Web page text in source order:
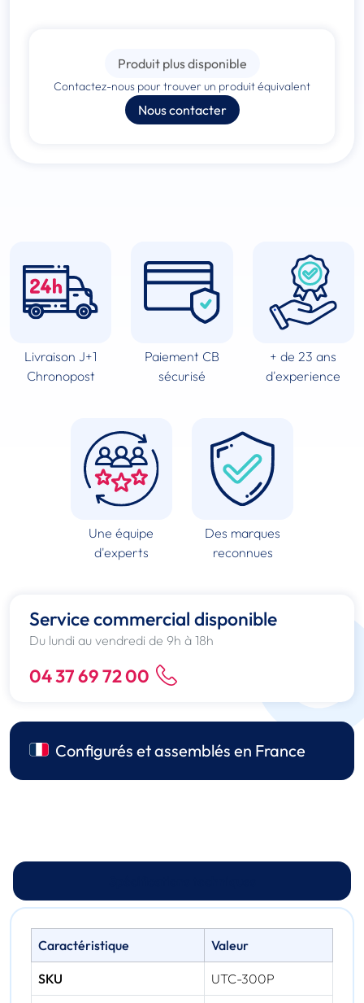
Produit plus disponible
Contactez-nous pour trouver un produit équivalent
Nous contacter
Livraison J+1
Chronopost
Paiement CB
sécurisé
+ de 23 ans
d'experience
Une équipe
d'experts
Des marques
reconnues
Service commercial disponible
Du lundi au vendredi de 9h à 18h
04 37 69 72 00
Configurés et assemblés en France
Caractéristique Valeur
SKU UTC-300P